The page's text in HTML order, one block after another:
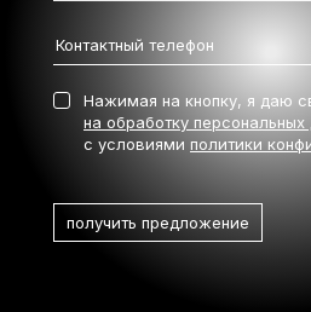
Нажимая на кнопку, я даю
на обработку персональных
с условиями политики